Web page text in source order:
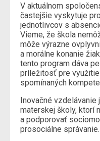
V aktuálnom
častejšie vyskytuje
jednotlivcov s
Vieme, že škola
môže výrazne
a morálne konanie
tento program dáva
príležitosť pre
spomínaných
Inovačné vzdelávanie
materskej školy, ktorí
a podporovať
prosociálne správanie.